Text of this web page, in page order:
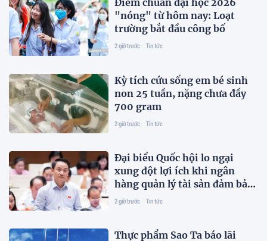
Điểm chuẩn đại học 2026
"nóng" từ hôm nay: Loạt
trường bắt đầu công bố
2 giờ trước Tin tức
Kỳ tích cứu sống em bé sinh
non 25 tuần, nặng chưa đầy
700 gram
2 giờ trước Tin tức
Đại biểu Quốc hội lo ngại
xung đột lợi ích khi ngân
hàng quản lý tài sản đảm bảo
trái phiếu
2 giờ trước Tin tức
Thực phẩm Sao Ta báo lãi